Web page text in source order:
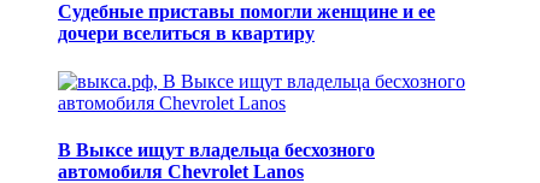
Судебные приставы помогли женщине и ее
дочери вселиться в квартиру
В Выксе ищут владельца бесхозного
автомобиля Chevrolet Lanos